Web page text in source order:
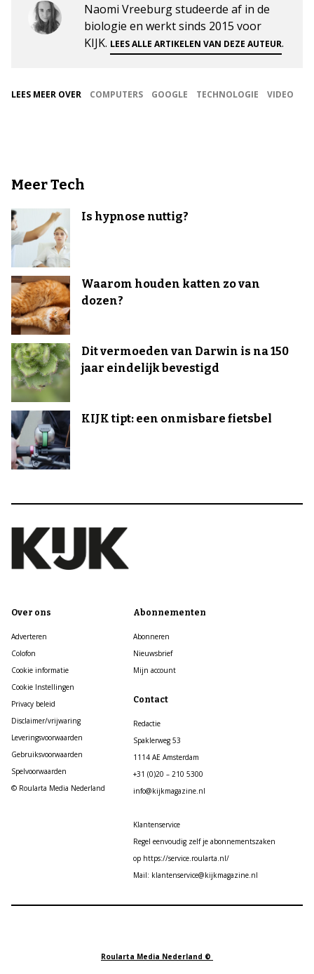
Naomi Vreeburg studeerde af in de
biologie en werkt sinds 2015 voor
KIJK. LEES ALLE ARTIKELEN VAN DEZE AUTEUR.
LEES MEER OVER COMPUTERS GOOGLE TECHNOLOGIE VIDEO
Meer Tech
Is hypnose nuttig?
Waarom houden katten zo van
dozen?
Dit vermoeden van Darwin is na 150
jaar eindelijk bevestigd
KIJK tipt: een onmisbare fietsbel
Over ons
Adverteren
Colofon
Cookie informatie
Cookie Instellingen
Privacy beleid
Disclaimer/vrijwaring
Leveringsvoorwaarden
Gebruiksvoorwaarden
Spelvoorwaarden
© Roularta Media Nederland
Abonnementen
Abonneren
Nieuwsbrief
Mijn account
Contact
Redactie
Spaklerweg 53
1114 AE Amsterdam
+31 (0)20 – 210 5300
info@kijkmagazine.nl
Klantenservice
Regel eenvoudig zelf je abonnementszaken
op https://service.roularta.nl/
Mail: klantenservice@kijkmagazine.nl
Roularta Media Nederland ©